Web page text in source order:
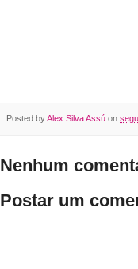
Posted byAlex Silva Assú on
Nenhum
Postar um